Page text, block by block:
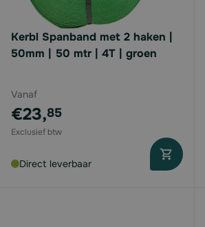
Kerbl Spanband met 2 haken |
50mm | 50 mtr | 4T | groen
Vanaf
€23,85
Direct leverbaar